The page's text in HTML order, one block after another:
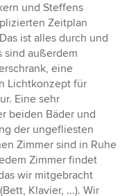
und Steffens
Zeitplan
ist alles durch und
sind außerdem
eine
Lichtkonzept für
Eine sehr
beiden Bäder und
der ungefliesten
Zimmer sind in Ruhe
Zimmer findet
wir mitgebracht
Klavier, ...). Wir